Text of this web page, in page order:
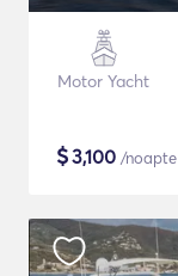
Motor Yacht
$3,100 /noapte